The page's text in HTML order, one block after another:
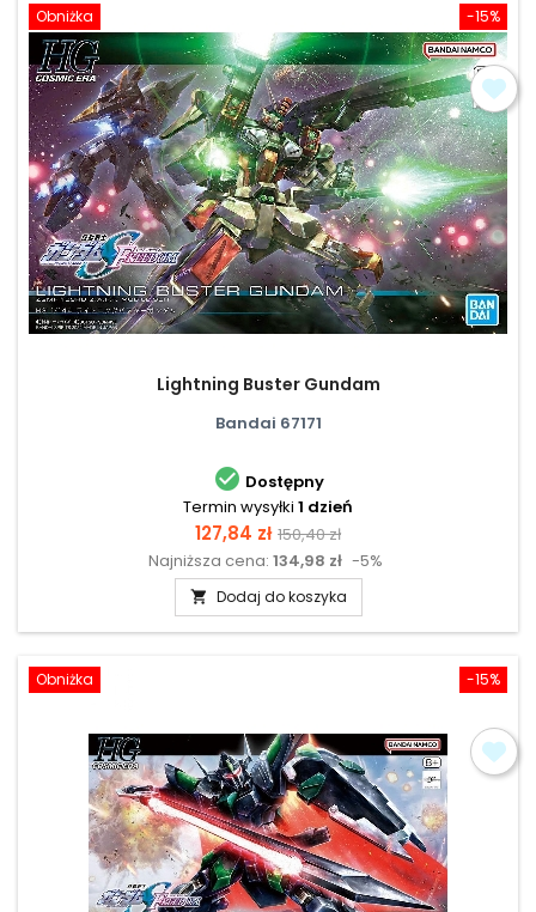
-15%
Obniżka
Lightning Buster Gundam
Bandai 67171
 Dostępny
Termin wysyłki 1 dzień
Cena
127,84 zł Cena
podstawowa
150,40 zł
Najniższa cena: 134,98 zł -5%
 Dodaj do koszyka
-15%
Obniżka